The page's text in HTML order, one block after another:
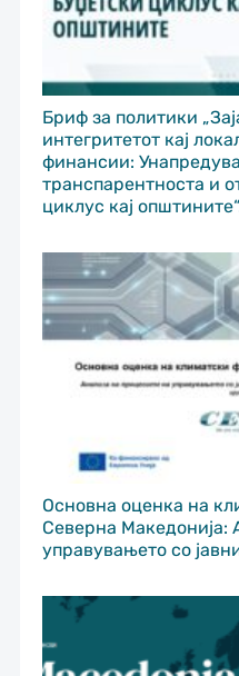
Бриф за политики
интегритетот кај
финансии:
транспарентноста и
циклус кај
Основна оценка на
Северна Македонија:
управувањето со